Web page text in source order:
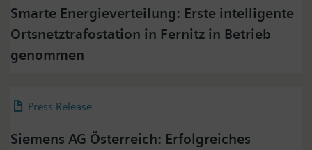
Smarte Energieverteilung: Erste intelligente
Ortsnetztrafostation in Fernitz in Betrieb
genommen
Press Release
Siemens AG Österreich: Erfolgreiches